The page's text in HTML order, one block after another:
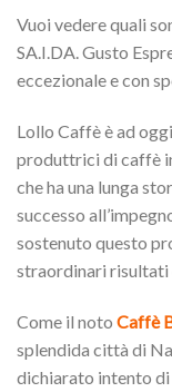
Vuoi vedere quali
SA.I.DA. Gusto
eccezionale e con
Lollo Caffè è ad
produttrici di caffè
che ha una lunga
successo
sostenuto questo
straordinari risultati
Come il noto Caffè
splendida città di
dichiarato intento di